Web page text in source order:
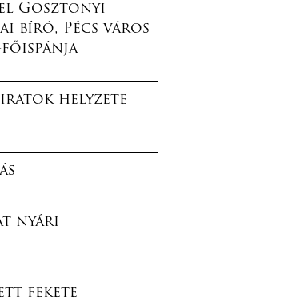
Gosztonyi
bíró, Pécs város
helyzete
nyári
fekete